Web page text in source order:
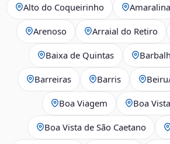
Alto do Coqueirinho Amaralina
Arenoso Arraial do Retiro
Baixa de Quintas
Barreiras Barris
Boa Viagem Boa
Boa Vista de São Caetano